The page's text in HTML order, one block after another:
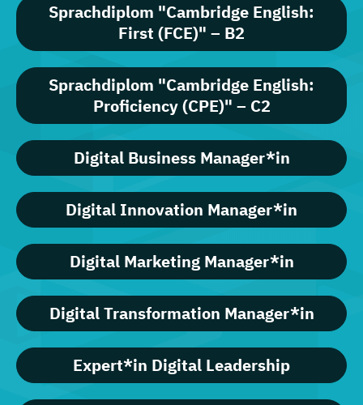
Sprachdiplom "Cambridge English:
First (FCE)" – B2
Sprachdiplom "Cambridge English:
Proficiency (CPE)" – C2
Digital Business Manager*in
Digital Innovation Manager*in
Digital Marketing Manager*in
Digital Transformation Manager*in
Expert*in Digital Leadership